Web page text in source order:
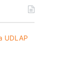
UDLAP